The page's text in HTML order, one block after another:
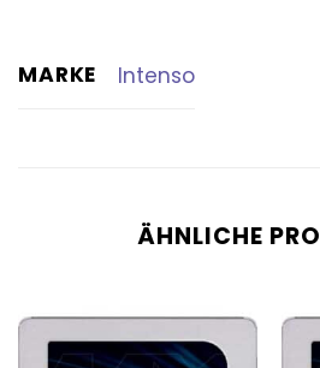
MARKE Intenso
ÄHNLICHE